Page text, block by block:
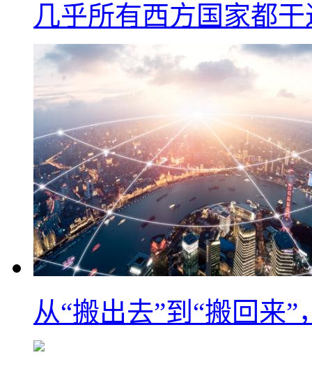
几乎所有西方国家都
从“搬出去”到“搬回来